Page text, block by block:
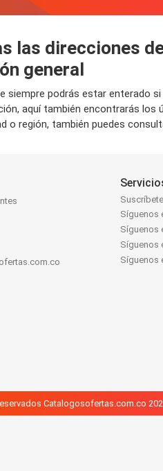
las direcciones
general
siempre podrás estar enterado
aquí también encontrarás los
o región, también puedes
Síguenos
Síguenos
Síguenos
Síguenos
Catalogosofertas.com.co